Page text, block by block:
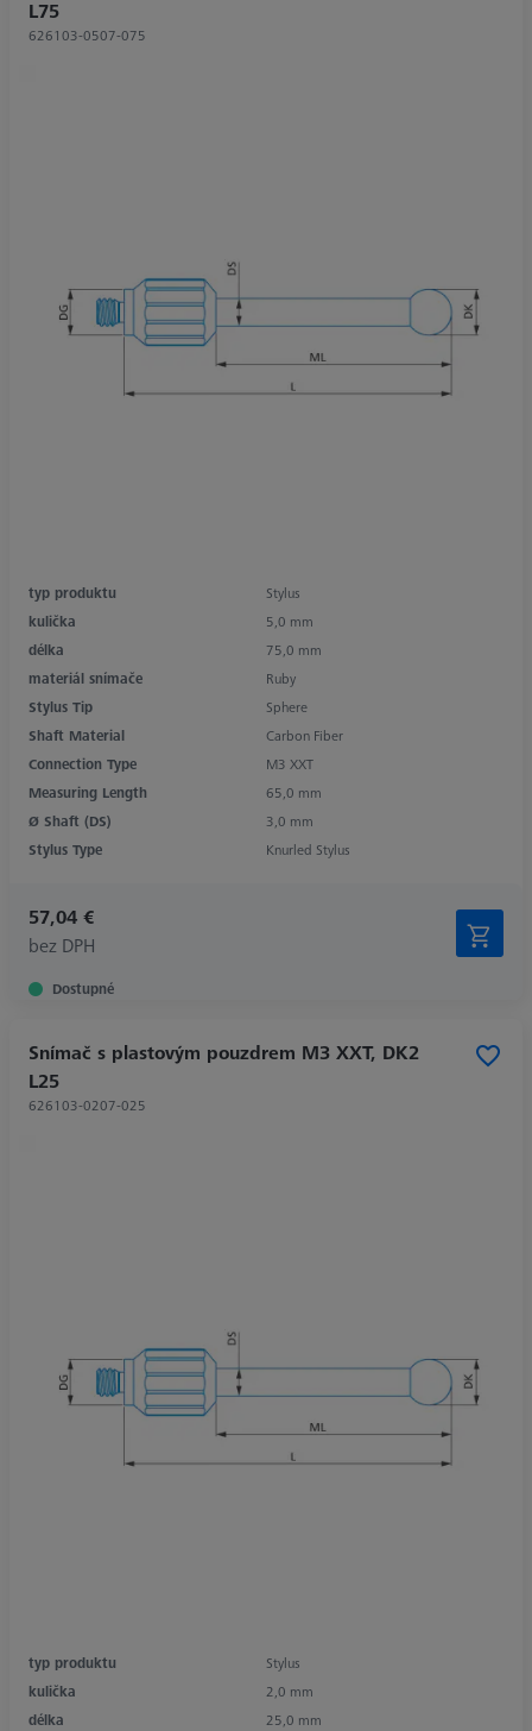
L75
626103-0507-075
typ produktu
Stylus
kulička
5,0 mm
délka
75,0 mm
materiál snímače
Ruby
Stylus Tip
Sphere
Shaft Material
Carbon Fiber
Connection Type
M3 XXT
Measuring Length
65,0 mm
Ø Shaft (DS)
3,0 mm
Stylus Type
Knurled Stylus
57,04 €
bez DPH
Dostupné
Snímač s plastovým pouzdrem M3 XXT, DK2
L25
626103-0207-025
typ produktu
Stylus
kulička
2,0 mm
délka
25,0 mm